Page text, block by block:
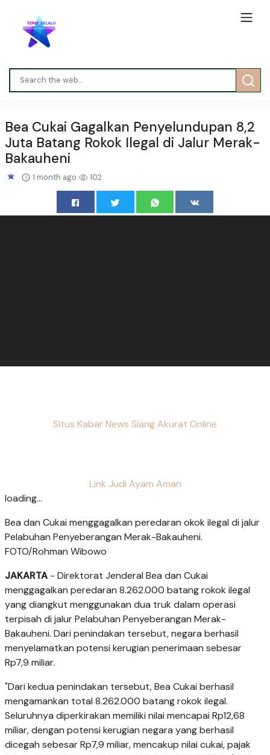
Bea Cukai Gagalkan Penyelundupan 8,2
Juta Batang Rokok Ilegal di Jalur Merak-
Bakauheni
1 month ago 102
Situs Kabar News Siang Akurat Online
Link Judi Ayam Aman
loading...
Bea dan Cukai menggagalkan peredaran okok ilegal di jalur
Pelabuhan Penyeberangan Merak-Bakauheni.
FOTO/Rohman Wibowo
JAKARTA - Direktorat Jenderal Bea dan Cukai
menggagalkan peredaran 8.262.000 batang rokok ilegal
yang diangkut menggunakan dua truk dalam operasi
terpisah di jalur Pelabuhan Penyeberangan Merak-
Bakauheni. Dari penindakan tersebut, negara berhasil
menyelamatkan potensi kerugian penerimaan sebesar
Rp7,9 miliar.
"Dari kedua penindakan tersebut, Bea Cukai berhasil
mengamankan total 8.262.000 batang rokok ilegal.
Seluruhnya diperkirakan memiliki nilai mencapai Rp12,68
miliar, dengan potensi kerugian negara yang berhasil
dicegah sebesar Rp7,9 miliar, mencakup nilai cukai, pajak